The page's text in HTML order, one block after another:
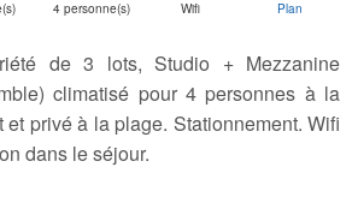
4 personne(s) Wifi Plan
de 3 lots, Studio + Mezzanine
climatisé pour 4 personnes à la
privé à la plage. Stationnement. Wifi
dans le séjour.